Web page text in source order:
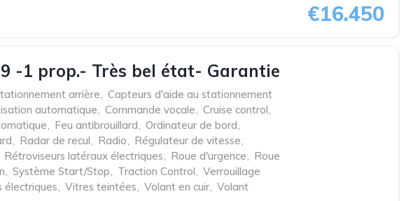
€16.450
-1 prop.- Très bel état- Garantie
arrière, Capteurs d'aide au stationnement
automatique, Commande vocale, Cruise control,
, Feu antibrouillard, Ordinateur de bord,
, Radar de recul, Radio, Régulateur de vitesse,
Rétroviseurs latéraux électriques, Roue d'urgence, Roue
, Système Start/Stop, Traction Control, Verrouillage
électriques, Vitres teintées, Volant en cuir, Volant